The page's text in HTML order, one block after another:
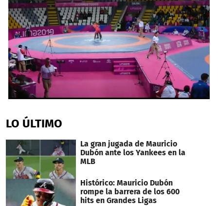
of
56
LO ÚLTIMO
La gran jugada de Mauricio
Dubón ante los Yankees en la
MLB
Histórico: Mauricio Dubón
rompe la barrera de los 600
hits en Grandes Ligas